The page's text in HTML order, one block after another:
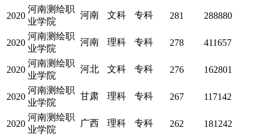
2020
河南测绘职
业学院
河南 文科 专科 281 288880
2020
河南测绘职
业学院
河南 理科 专科 278 411657
2020
河南测绘职
业学院
河北 文科 专科 276 162801
2020
河南测绘职
业学院
甘肃 理科 专科 267 117142
2020
河南测绘职
业学院
广西 理科 专科 262 181242